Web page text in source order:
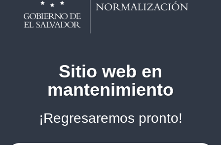
Sitio web en
mantenimiento
¡Regresaremos pronto!